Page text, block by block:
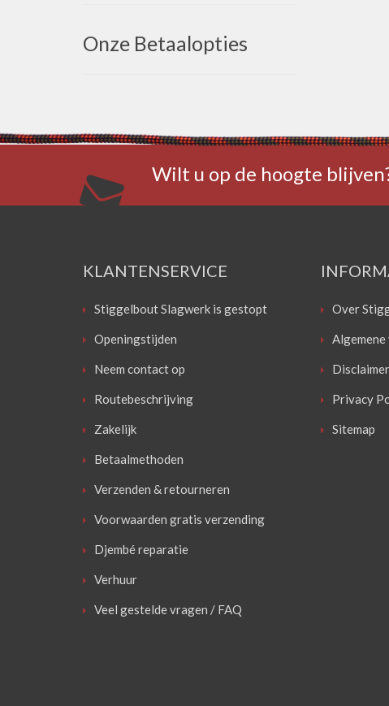
Onze Betaalopties
Wilt u op de hoogte
KLANTENSERVICE
Stiggelbout Slagwerk is gestopt
Openingstijden
Neem contact op
Routebeschrijving
Zakelijk
Betaalmethoden
Verzenden & retourneren
Voorwaarden gratis verzending
Djembé reparatie
Verhuur
Veel gestelde vragen / FAQ
Over
Disclaimer
Privacy
Sitemap